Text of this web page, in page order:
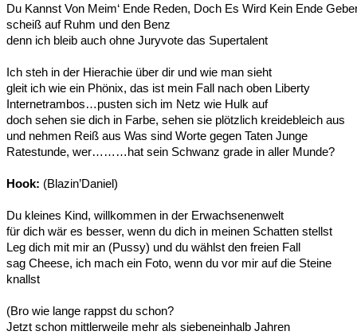
Du Kannst Von Meim‘ Ende Reden, Doch Es Wird Kein Ende
scheiß auf Ruhm und den Benz
denn ich bleib auch ohne Juryvote das Supertalent
Ich steh in der Hierachie über dir und wie man sieht
gleit ich wie ein Phönix, das ist mein Fall nach oben Liberty
Internetrambos…pusten sich im Netz wie Hulk auf
doch sehen sie dich in Farbe, sehen sie plötzlich kreidebleich aus
und nehmen Reiß aus Was sind Worte gegen Taten Junge
Ratestunde, wer………hat sein Schwanz grade in aller Munde?
Hook: (Blazin’Daniel)
Du kleines Kind, willkommen in der Erwachsenenwelt
für dich wär es besser, wenn du dich in meinen Schatten stellst
Leg dich mit mir an (Pussy) und du wählst den freien Fall
sag Cheese, ich mach ein Foto, wenn du vor mir auf die Steine
knallst
(Bro wie lange rappst du schon?
Jetzt schon mittlerweile mehr als siebeneinhalb Jahren